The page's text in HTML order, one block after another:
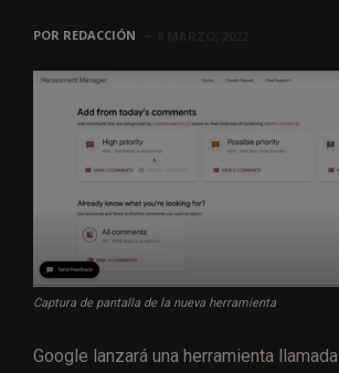
POR REDACCIÓN
Captura de pantalla de la nueva herramienta
Google lanzará una herramienta llamada